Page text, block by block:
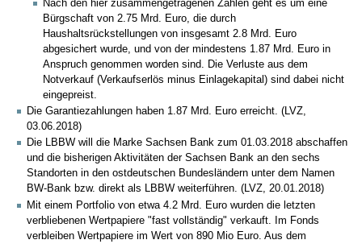
Nach den hier zusammengetragenen Zahlen geht es um eine
Bürgschaft von 2.75 Mrd. Euro, die durch
Haushaltsrückstellungen von insgesamt 2.8 Mrd. Euro
abgesichert wurde, und von der mindestens 1.87 Mrd. Euro in
Anspruch genommen worden sind. Die Verluste aus dem
Notverkauf (Verkaufserlös minus Einlagekapital) sind dabei nicht
eingepreist.
Die Garantiezahlungen haben 1.87 Mrd. Euro erreicht. (LVZ,
03.06.2018)
Die LBBW will die Marke Sachsen Bank zum 01.03.2018 abschaffen
und die bisherigen Aktivitäten der Sachsen Bank an den sechs
Standorten in den ostdeutschen Bundesländern unter dem Namen
BW-Bank bzw. direkt als LBBW weiterführen. (LVZ, 20.01.2018)
Mit einem Portfolio von etwa 4.2 Mrd. Euro wurden die letzten
verbliebenen Wertpapiere "fast vollständig" verkauft. Im Fonds
verbleiben Wertpapiere im Wert von 890 Mio Euro. Aus dem